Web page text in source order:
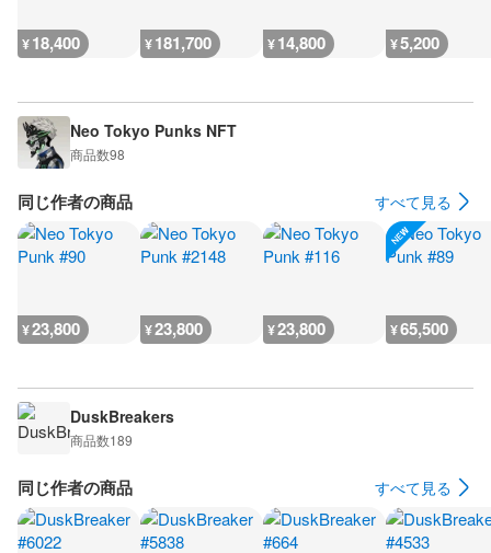
¥18,400 ¥181,700 ¥14,800 ¥5,200
Neo Tokyo Punks NFT
商品数98
同じ作者の商品 すべて見る
¥23,800 ¥23,800 ¥23,800 ¥65,500
DuskBreakers
商品数189
同じ作者の商品 すべて見る